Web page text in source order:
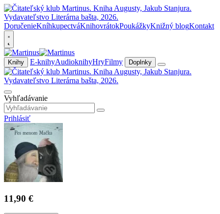
DoručenieKníhkupectváKnihovrátokPoukážkyKnižný blogKontakt
Knihy E-knihyAudioknihyHryFilmy Doplnky
Vyhľadávanie
Prihlásiť
11,90 €